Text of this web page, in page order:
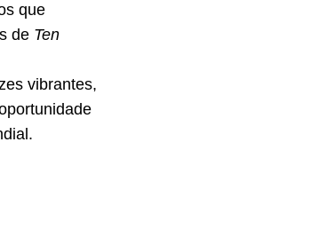
que
de Ten
vibrantes,